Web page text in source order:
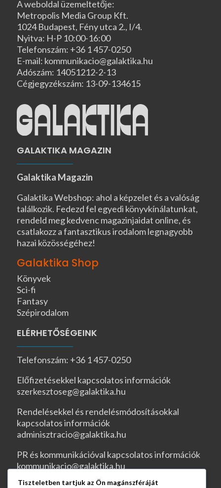
A weboldal üzemeltetője:
Metropolis Media Group Kft.
1024 Budapest, Fény utca 2., I/4.
Nyitva: H-P 10:00-16:00
Telefonszám: +36 1 457-0250
E-mail: kommunikacio@galaktika.hu
Adószám: 14051212-2-13
Cégjegyzékszám: 13-09-134615
GALAKTIKA MAGAZIN
Galaktika Magazin
Galaktika Webshop: ahol a képzelet és a valóság
találkozik. Fedezd fel egyedi könyvkínálatunkat,
rendeld meg kedvenc magazinjaidat online, és
csatlakozz a fantasztikus irodalom legnagyobb
hazai közösségéhez!
Galaktika Shop
Könyvek
Sci-fi
Fantasy
Szépirodalom
ELÉRHETŐSÉGEINK
Telefonszám: +36 1 457-0250
Előfizetésekkel kapcsolatos információk
szerkesztoseg@galaktika.hu
Rendelésekkel és rendelésmódosításokkal
kapcsolatos információk
adminisztracio@galaktika.hu
PR és kommunikációval kapcsolatos információk
kommunikacio@galaktika.hu
Tiszteletben tartjuk az Ön magánszféráját